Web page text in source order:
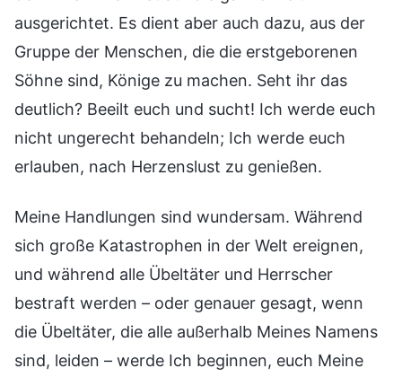
ausgerichtet. Es dient aber auch dazu, aus der
Gruppe der Menschen, die die erstgeborenen
Söhne sind, Könige zu machen. Seht ihr das
deutlich? Beeilt euch und sucht! Ich werde euch
nicht ungerecht behandeln; Ich werde euch
erlauben, nach Herzenslust zu genießen.
Meine Handlungen sind wundersam. Während
sich große Katastrophen in der Welt ereignen,
und während alle Übeltäter und Herrscher
bestraft werden – oder genauer gesagt, wenn
die Übeltäter, die alle außerhalb Meines Namens
sind, leiden – werde Ich beginnen, euch Meine